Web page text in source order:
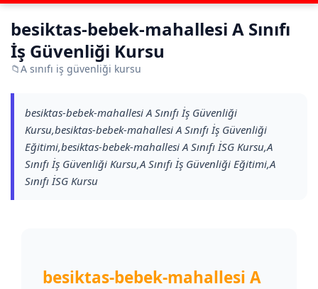
besiktas-bebek-mahallesi A Sınıfı
İş Güvenliği Kursu
📁A sınıfı iş güvenliği kursu
besiktas-bebek-mahallesi A Sınıfı İş Güvenliği
Kursu,besiktas-bebek-mahallesi A Sınıfı İş Güvenliği
Eğitimi,besiktas-bebek-mahallesi A Sınıfı İSG Kursu,A
Sınıfı İş Güvenliği Kursu,A Sınıfı İş Güvenliği Eğitimi,A
Sınıfı İSG Kursu
besiktas-bebek-mahallesi A